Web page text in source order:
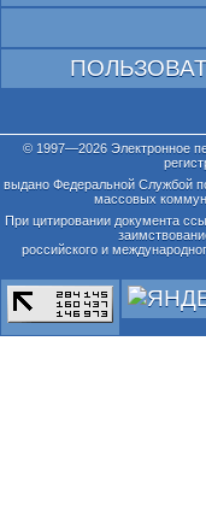
© 1997—2026 Электронное
выдано Федеральной Службой
массовых
При цитировании документа
российского и